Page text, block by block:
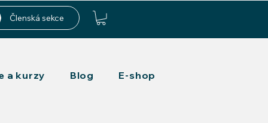
Členská sekce
a kurzy Blog E-shop